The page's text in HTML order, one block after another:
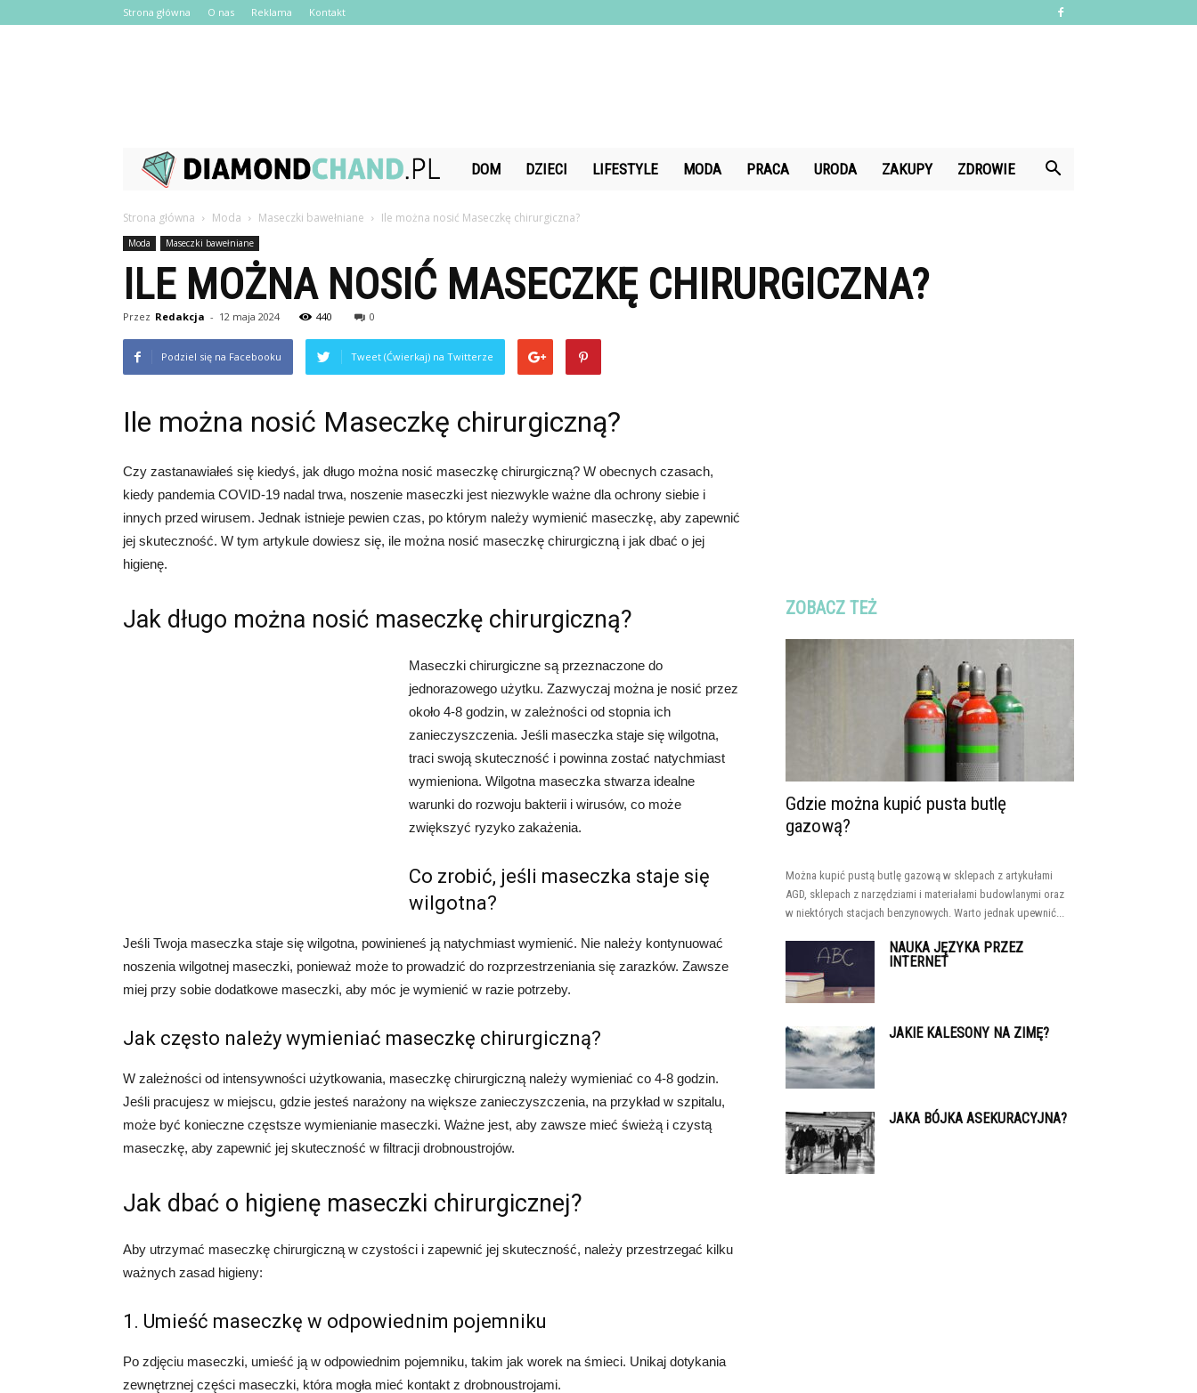
Strona główna O nas Reklama Kontakt
DiamondChand.pl
DOM DZIECI LIFESTYLE MODA PRACA URODA ZAKUPY ZDROWIE
Strona główna Moda Maseczki bawełniane Ile można nosić Maseczkę chirurgiczna?
Moda Maseczki bawełniane
ILE MOŻNA NOSIĆ MASECZKĘ CHIRURGICZNA?
Przez Redakcja - 12 maja 2024 440 0
Podziel się na Facebooku Tweet (Ćwierkaj) na Twitterze
Ile można nosić Maseczkę chirurgiczną?
Czy zastanawiałeś się kiedyś, jak długo można nosić maseczkę chirurgiczną? W obecnych czasach,
kiedy pandemia COVID-19 nadal trwa, noszenie maseczki jest niezwykle ważne dla ochrony siebie i
innych przed wirusem. Jednak istnieje pewien czas, po którym należy wymienić maseczkę, aby zapewnić
jej skuteczność. W tym artykule dowiesz się, ile można nosić maseczkę chirurgiczną i jak dbać o jej
higienę.
Jak długo można nosić maseczkę chirurgiczną?
Maseczki chirurgiczne są przeznaczone do
jednorazowego użytku. Zazwyczaj można je nosić przez
około 4-8 godzin, w zależności od stopnia ich
zanieczyszczenia. Jeśli maseczka staje się wilgotna,
traci swoją skuteczność i powinna zostać natychmiast
wymieniona. Wilgotna maseczka stwarza idealne
warunki do rozwoju bakterii i wirusów, co może
zwiększyć ryzyko zakażenia.
Co zrobić, jeśli maseczka staje się
wilgotna?
Jeśli Twoja maseczka staje się wilgotna, powinieneś ją natychmiast wymienić. Nie należy kontynuować
noszenia wilgotnej maseczki, ponieważ może to prowadzić do rozprzestrzeniania się zarazków. Zawsze
miej przy sobie dodatkowe maseczki, aby móc je wymienić w razie potrzeby.
Jak często należy wymieniać maseczkę chirurgiczną?
W zależności od intensywności użytkowania, maseczkę chirurgiczną należy wymieniać co 4-8 godzin.
Jeśli pracujesz w miejscu, gdzie jesteś narażony na większe zanieczyszczenia, na przykład w szpitalu,
może być konieczne częstsze wymienianie maseczki. Ważne jest, aby zawsze mieć świeżą i czystą
maseczkę, aby zapewnić jej skuteczność w filtracji drobnoustrojów.
Jak dbać o higienę maseczki chirurgicznej?
Aby utrzymać maseczkę chirurgiczną w czystości i zapewnić jej skuteczność, należy przestrzegać kilku
ważnych zasad higieny:
1. Umieść maseczkę w odpowiednim pojemniku
Po zdjęciu maseczki, umieść ją w odpowiednim pojemniku, takim jak worek na śmieci. Unikaj dotykania
zewnętrznej części maseczki, która mogła mieć kontakt z drobnoustrojami.
ZOBACZ TEŻ
Gdzie można kupić pusta butlę
gazową?
Można kupić pustą butlę gazową w sklepach z artykułami
AGD, sklepach z narzędziami i materiałami budowlanymi oraz
w niektórych stacjach benzynowych. Warto jednak upewnić...
NAUKA JĘZYKA PRZEZ
INTERNET
JAKIE KALESONY NA ZIMĘ?
JAKA BÓJKA ASEKURACYJNA?